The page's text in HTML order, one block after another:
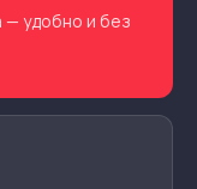
— удобно и без